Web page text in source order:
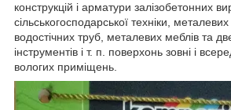
конструкцій і арматури залізобетонних
сільськогосподарської техніки,
водостічних труб, металевих меблів та
інструментів і т. п. поверхонь зовні і
вологих приміщень.